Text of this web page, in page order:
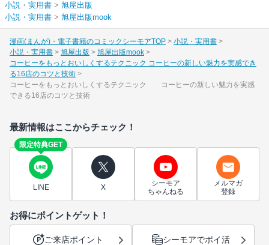
小説・実用書 > 旭屋出版
小説・実用書 > 旭屋出版mook
漫画(まんが)・電子書籍のコミックシーモアTOP
小説・実用書
小説・実用書
旭屋出版
旭屋出版mook
コーヒーをもっとおいしくするテクニック コーヒーの新しい魅力を実感でき
る16店のコツと技術
コーヒーをもっとおいしくするテクニック コーヒーの新しい魅力を実感
できる16店のコツと技術
最新情報はここからチェック！
限定特典GET
LINE X
シーモア
ちゃんねる
メルマガ
登録
お得にポイントゲット！
ご来店ポイント シーモアでポイ活